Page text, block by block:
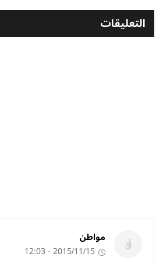
التعليقات
مواطن
2015/11/15 - 12:03